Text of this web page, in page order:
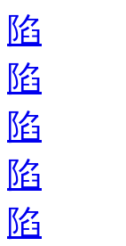
陷
陷
陷
陷
陷